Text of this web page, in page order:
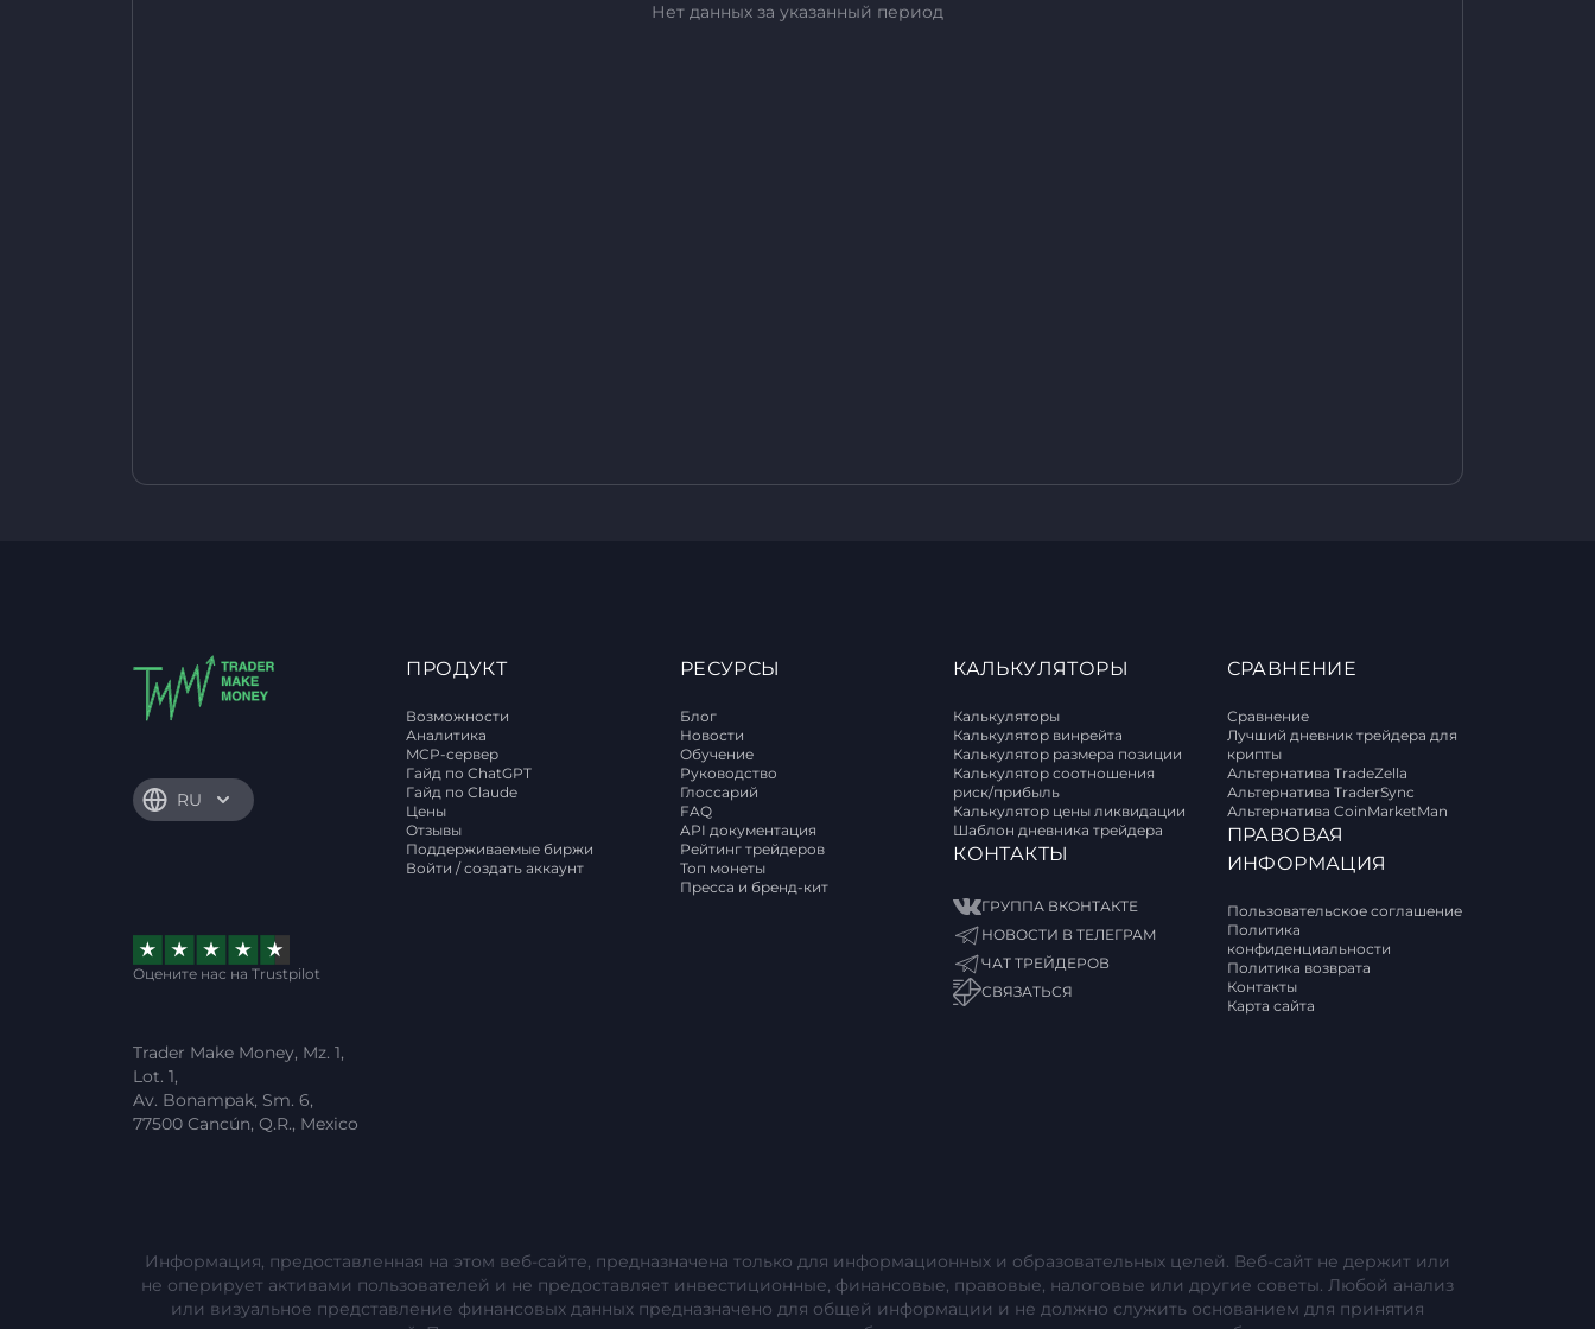
Нет данных за указанный период
RU
Оцените нас на Trustpilot
Trader Make Money, Mz. 1,
Lot. 1,
Av. Bonampak, Sm. 6,
77500 Cancún, Q.R., Mexico
ПРОДУКТ
Возможности
Аналитика
MCP-сервер
Гайд по ChatGPT
Гайд по Claude
Цены
Отзывы
Поддерживаемые биржи
Войти / создать аккаунт
РЕСУРСЫ
Блог
Новости
Обучение
Руководство
Глоссарий
FAQ
API документация
Рейтинг трейдеров
Топ монеты
Пресса и бренд-кит
КАЛЬКУЛЯТОРЫ
Калькуляторы
Калькулятор винрейта
Калькулятор размера позиции
Калькулятор соотношения
риск/прибыль
Калькулятор цены ликвидации
Шаблон дневника трейдера
КОНТАКТЫ
ГРУППА ВКОНТАКТЕ
НОВОСТИ В ТЕЛЕГРАМ
ЧАТ ТРЕЙДЕРОВ
СВЯЗАТЬСЯ
СРАВНЕНИЕ
Сравнение
Лучший дневник трейдера для
крипты
Альтернатива TradeZella
Альтернатива TraderSync
Альтернатива CoinMarketMan
ПРАВОВАЯ
ИНФОРМАЦИЯ
Пользовательское соглашение
Политика
конфиденциальности
Политика возврата
Контакты
Карта сайта
Информация, предоставленная на этом веб-сайте, предназначена только для информационных и образовательных целей. Веб-сайт не держит или
не оперирует активами пользователей и не предоставляет инвестиционные, финансовые, правовые, налоговые или другие советы. Любой анализ
или визуальное представление финансовых данных предназначено для общей информации и не должно служить основанием для принятия